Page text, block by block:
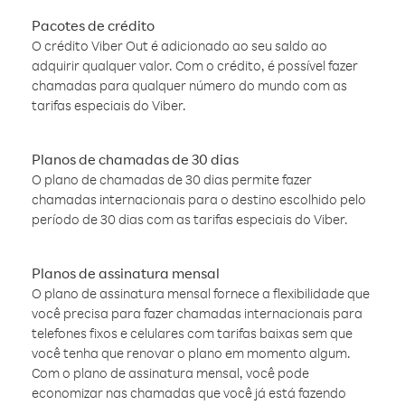
Pacotes de crédito
O crédito Viber Out é adicionado ao seu saldo ao
adquirir qualquer valor. Com o crédito, é possível fazer
chamadas para qualquer número do mundo com as
tarifas especiais do Viber.
Planos de chamadas de 30 dias
O plano de chamadas de 30 dias permite fazer
chamadas internacionais para o destino escolhido pelo
período de 30 dias com as tarifas especiais do Viber.
Planos de assinatura mensal
O plano de assinatura mensal fornece a flexibilidade que
você precisa para fazer chamadas internacionais para
telefones fixos e celulares com tarifas baixas sem que
você tenha que renovar o plano em momento algum.
Com o plano de assinatura mensal, você pode
economizar nas chamadas que você já está fazendo